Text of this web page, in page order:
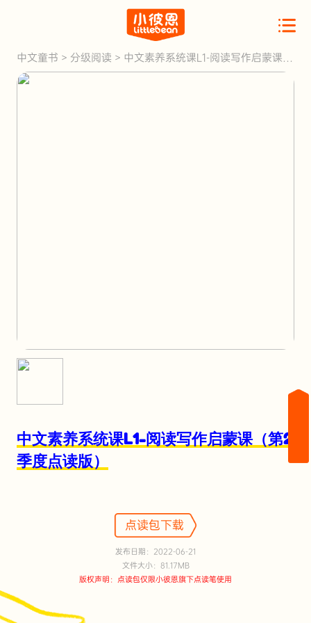
中文童书 > 分级阅读 > 中文素养系统课L1-阅读写作启蒙课
（第2季度点读版）
中文素养系统课L1-阅读写作启蒙课（第2
季度点读版）
点读包下载
发布日期：2022-06-21
文件大小：81.17MB
版权声明：点读包仅限小彼恩旗下点读笔使用